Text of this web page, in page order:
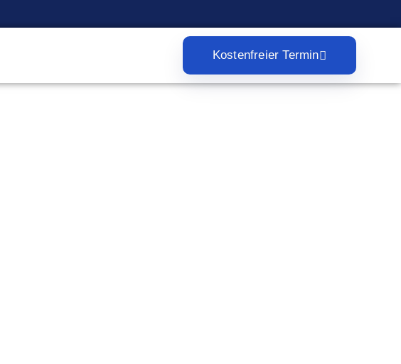
Kostenfreier Termin